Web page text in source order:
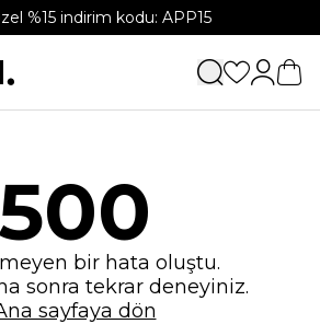
%15 indirim kodu: APP15
bir hata oluştu.
sonra tekrar deneyiniz.
sayfaya dön